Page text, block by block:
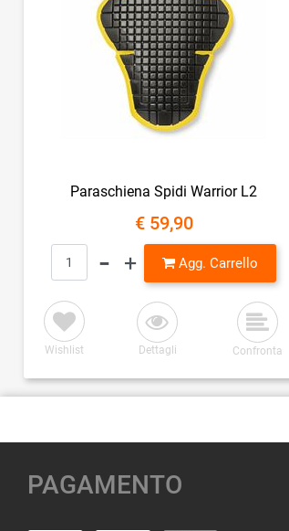
Paraschiena Spidi Warrior L2
€ 59,90
Quantità
Agg. Carrello
Wishlist Dettagli Confronta
PAGAMENTO